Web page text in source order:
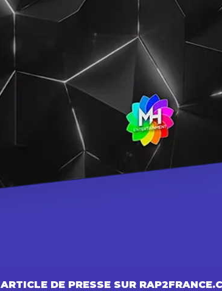
Vista rápida
ARTICLE DE PRESSE SUR